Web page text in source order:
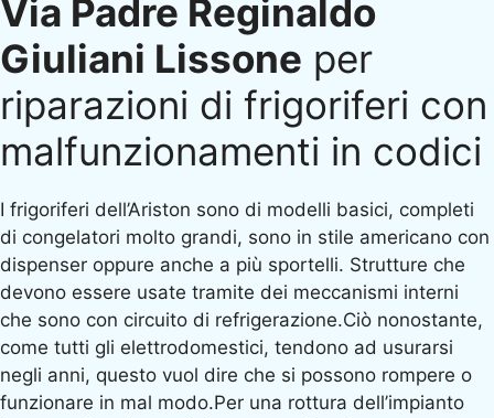
Via Padre Reginaldo
Giuliani Lissone per
riparazioni di frigoriferi con
malfunzionamenti in codici
I frigoriferi dell’Ariston sono di modelli basici, completi
di congelatori molto grandi, sono in stile americano con
dispenser oppure anche a più sportelli. Strutture che
devono essere usate tramite dei meccanismi interni
che sono con circuito di refrigerazione.Ciò nonostante,
come tutti gli elettrodomestici, tendono ad usurarsi
negli anni, questo vuol dire che si possono rompere o
funzionare in mal modo.Per una rottura dell’impianto